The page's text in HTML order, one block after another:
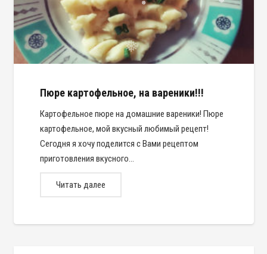
❅
❅
❅
❅
Пюре картофельное, на вареники!!!
Картофельное пюре на домашние вареники! Пюре
картофельное, мой вкусный любимый рецепт!
Сегодня я хочу поделится с Вами рецептом
приготовления вкусного…
Читать далее